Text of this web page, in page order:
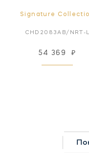
Signature
CHD2083AB/NRT-L
54 369 ₽